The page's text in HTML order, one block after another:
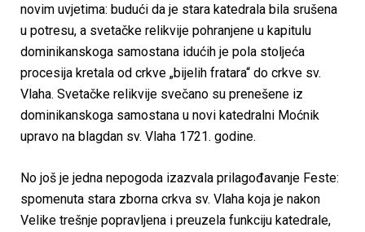
novim uvjetima: budući da je stara katedrala bila srušena
u potresu, a svetačke relikvije pohranjene u kapitulu
dominikanskoga samostana idućih je pola stoljeća
procesija kretala od crkve „bijelih fratara“ do crkve sv.
Vlaha. Svetačke relikvije svečano su prenešene iz
dominikanskoga samostana u novi katedralni Moćnik
upravo na blagdan sv. Vlaha 1721. godine.
No još je jedna nepogoda izazvala prilagođavanje Feste:
spomenuta stara zborna crkva sv. Vlaha koja je nakon
Velike trešnje popravljena i preuzela funkciju katedrale,